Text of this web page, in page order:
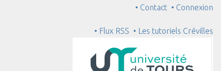
• Contact • Connexion
• Flux RSS • Les tutoriels Crévilles